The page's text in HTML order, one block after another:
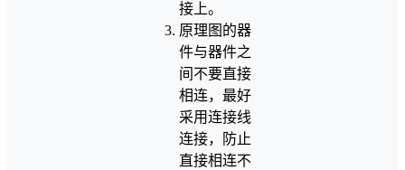
接上。
原理图的器
件与器件之
间不要直接
相连，最好
采用连接线
连接，防止
直接相连不